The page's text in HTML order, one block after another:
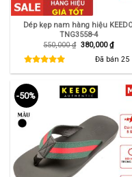
Dép kẹp nam hàng hiệu
TNG3558-4
550,000₫ Giá
550,000 ₫.
380,000₫Giá
hiện
tại
là:
Đã bán 25
-50%